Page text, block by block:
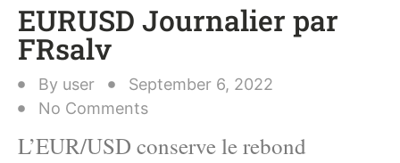
EURUSD Journalier par
FRsalv
By user
September 6, 2022
No Comments
L’EUR/USD conserve le rebond